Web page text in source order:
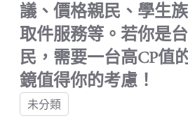
議、價格親民、學生
取件服務等。若你是
民，需要一台高CP值
鏡值得你的考慮！
未分類